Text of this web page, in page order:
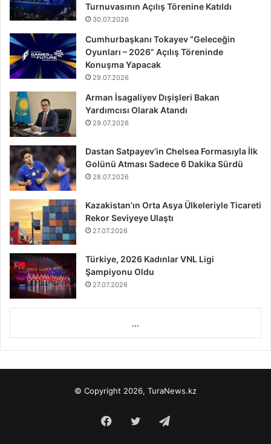
Turnuvasının Açılış Törenine Katıldı
30.07.2026
Cumhurbaşkanı Tokayev “Geleceğin
Oyunları – 2026” Açılış Töreninde
Konuşma Yapacak
29.07.2026
Arman İsagaliyev Dışişleri Bakan
Yardımcısı Olarak Atandı
29.07.2026
Dastan Satpayev’in Chelsea Formasıyla İlk
Golünü Atması Sadece 6 Dakika Sürdü
28.07.2026
Kazakistan’ın Orta Asya Ülkeleriyle Ticareti
Rekor Seviyeye Ulaştı
27.07.2026
Türkiye, 2026 Kadınlar VNL Ligi
Şampiyonu Oldu
27.07.2026
...
© Copyright 2026, TuraNews.kz
Facebook
Twitter